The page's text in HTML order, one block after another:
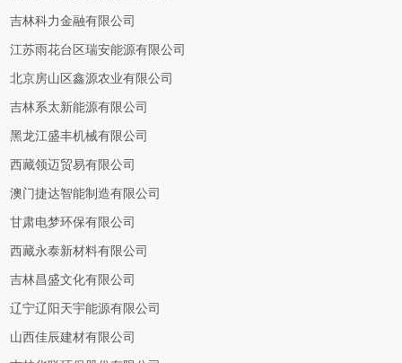
吉林科力金融有限公司
江苏雨花台区瑞安能源有限公司
北京房山区鑫源农业有限公司
吉林系太新能源有限公司
黑龙江盛丰机械有限公司
西藏领迈贸易有限公司
澳门捷达智能制造有限公司
甘肃电梦环保有限公司
西藏永泰新材料有限公司
吉林昌盛文化有限公司
辽宁辽阳天宇能源有限公司
山西佳辰建材有限公司